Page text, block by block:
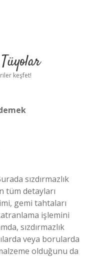
keşfet!
sızdırmazlık
tüm detayları
gemi tahtaları
işlemini
sızdırmazlık
veya borularda
olduğunu da